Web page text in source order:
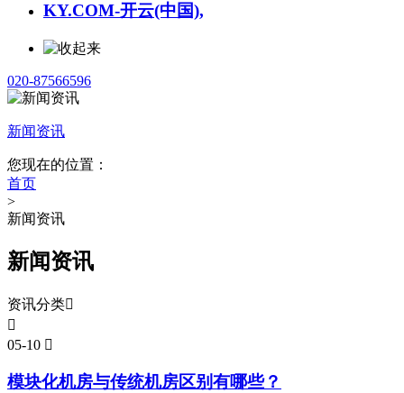
KY.COM-开云(中国),
020-87566596
新闻资讯
您现在的位置：
首页
>
新闻资讯
新闻资讯
资讯分类

05-10 
模块化机房与传统机房区别有哪些？